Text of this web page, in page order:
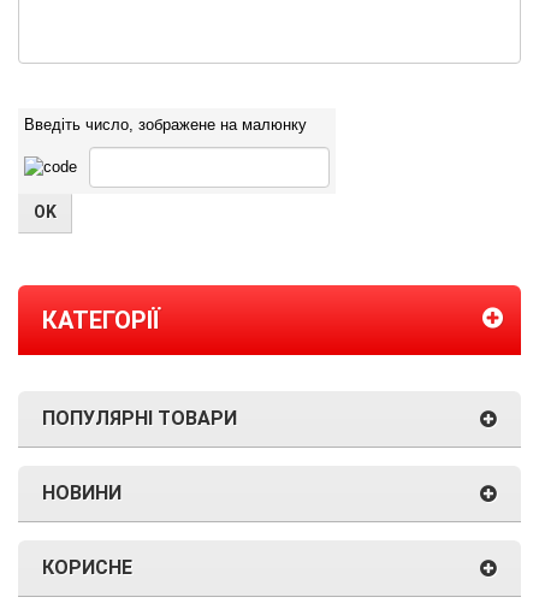
Введіть число, зображене на малюнку
КАТЕГОРІЇ
ПОПУЛЯРНІ ТОВАРИ
НОВИНИ
КОРИСНЕ